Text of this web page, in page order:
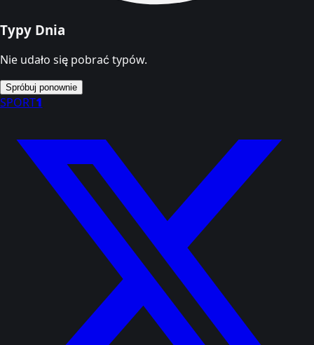
Typy Dnia
Nie udało się pobrać typów.
Spróbuj ponownie
SPORT1